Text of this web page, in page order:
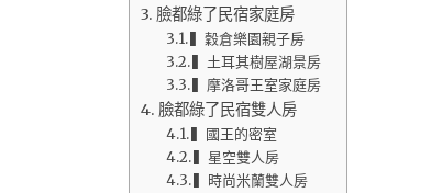
臉都綠了民宿家庭房
▍穀倉樂園親子房
▍土耳其樹屋湖景房
▍摩洛哥王室家庭房
臉都綠了民宿雙人房
▍國王的密室
▍星空雙人房
▍時尚米蘭雙人房